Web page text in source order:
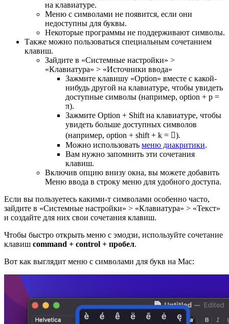
на клавиатуре.
Меню с символами не появится, если они
недоступны для буквы.
Некоторые программы не поддерживают символы.
Также можно пользоваться специальным сочетанием
клавиш.
Зайдите в «Системные настройки» >
«Клавиатура» > «Источники ввода»
Зажмите клавишу «Option» вместе с какой-
нибудь другой на клавиатуре, чтобы увидеть
доступные символы (например, option + p =
π).
Зажмите Option + Shift на клавиатуре, чтобы
увидеть больше доступных символов
(например, option + shift + k = ).
Можно использовать меню диакритики.
Вам нужно запомнить эти сочетания
клавиш.
Включив опцию внизу окна, вы можете добавить
Меню ввода в строку меню для удобного доступа.
Если вы пользуетесь какими-т символами особенно часто,
зайдите в «Системные настройки» > «Клавиатура» > «Текст»
и создайте для них свои сочетания клавиш.
Чтобы быстро открыть меню с эмодзи, используйте сочетание
клавиш command + control + пробел.
Вот как выглядит меню с символами для букв на Mac: